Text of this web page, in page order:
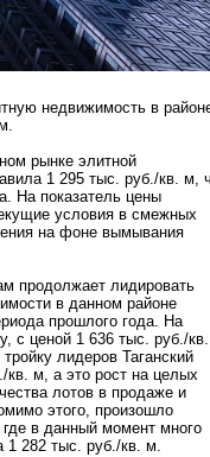
недвижимость в
рынке элитной
1 295 тыс. руб./кв. м,
На показатель цены
условия в смежных
на фоне вымывания
продолжает лидировать
в данном районе
прошлого года. На
с ценой 1 636 тыс. руб./
лидеров Таганский
кв. м, а это рост на целых
лотов в продаже и
этого, произошло
в данный момент много
1 282 тыс. руб./кв. м.